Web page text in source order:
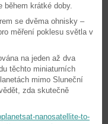
během krátké doby.
se dvěma ohnisky –
měření poklesu světla v
na jeden až dva
těchto miniaturních
mimo Sluneční
zda skutečně
nanosatellite-to-